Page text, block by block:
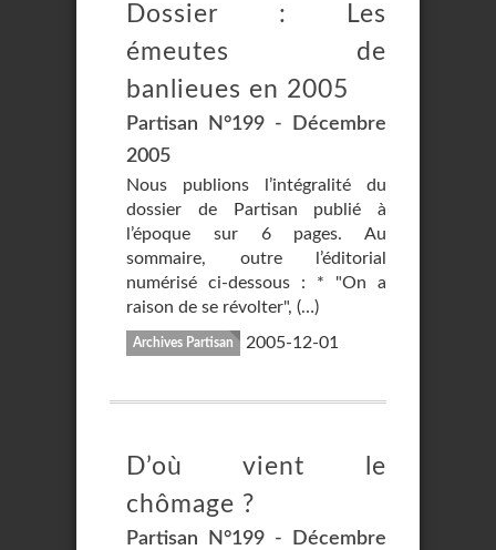
Dossier : Les
émeutes de
banlieues en 2005
Partisan N°199 - Décembre
2005
Nous publions l’intégralité du
dossier de Partisan publié à
l’époque sur 6 pages. Au
sommaire, outre l’éditorial
numérisé ci-dessous : * "On a
raison de se révolter", (…)
Archives Partisan 2005-12-01
D’où vient le
chômage ?
Partisan N°199 - Décembre